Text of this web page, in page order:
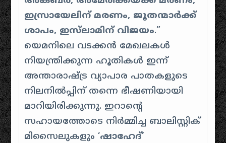
ഇസ്രായേലിന് മരണം, ജൂതന്മാർക്ക്
ശാപം, ഇസ്‌ലാമിന് വിജയം.”
യെമനിലെ വടക്കൻ മേഖലകൾ
നിയന്ത്രിക്കുന്ന ഹൂതികൾ ഇന്ന്
അന്താരാഷ്ട്ര വ്യാപാര പാതകളുടെ
നിലനിൽപ്പിന് തന്നെ ഭീഷണിയായി
മാറിയിരിക്കുന്നു. ​ഇറാന്റെ
സഹായത്തോടെ നിർമ്മിച്ച ബാലിസ്റ്റിക്
മിസൈലുകളും ‘ഷാഹേദ്’